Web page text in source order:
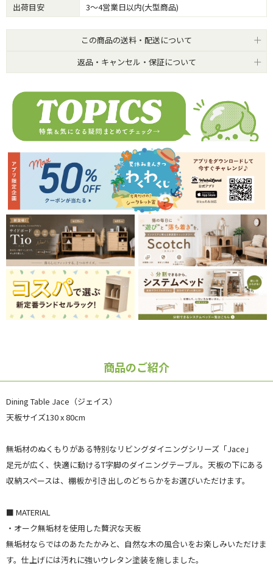
出荷目安
3～4営業日以内(大型商品)
この商品の送料・配送について
返品・キャンセル・保証について
商品のご紹介
Dining Table Jace（ジェイス）
天板サイズ130 x 80cm
無垢材のぬくもりがある特別なリビングダイニングシリーズ「Jace」
足元が広く、快適に動けるT字脚のダイニングテーブル。天板の下にある
収納スペースは、棚板か引き出しのどちらかをお選びいただけます。
■ MATERIAL
・オーク無垢材を使用した贅沢な天板
無垢材ならではのあたたかみと、自然な木の風合いをお楽しみいただけま
す。仕上げには汚れに強いウレタン塗装を施しました。